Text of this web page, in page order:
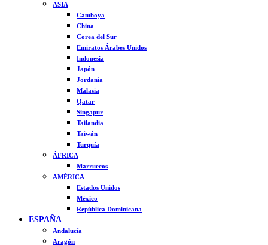
ASIA
Camboya
China
Corea del Sur
Emiratos Árabes Unidos
Indonesia
Japón
Jordania
Malasia
Qatar
Singapur
Tailandia
Taiwán
Turquía
ÁFRICA
Marruecos
AMÉRICA
Estados Unidos
México
República Dominicana
ESPAÑA
Andalucía
Aragón